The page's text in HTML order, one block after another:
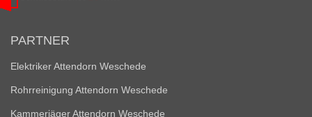
PARTNER
Elektriker Attendorn Weschede
Rohrreinigung Attendorn Weschede
Kammerjäger Attendorn Weschede